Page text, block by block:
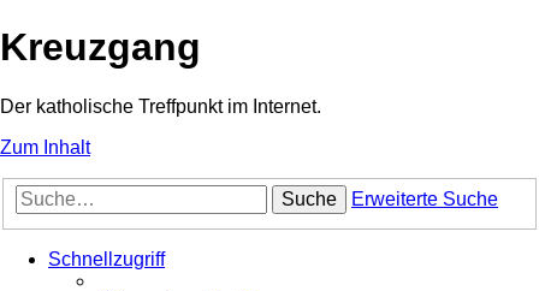
Kreuzgang
Der katholische Treffpunkt im Internet.
Zum Inhalt
Suche Erweiterte Suche
Schnellzugriff